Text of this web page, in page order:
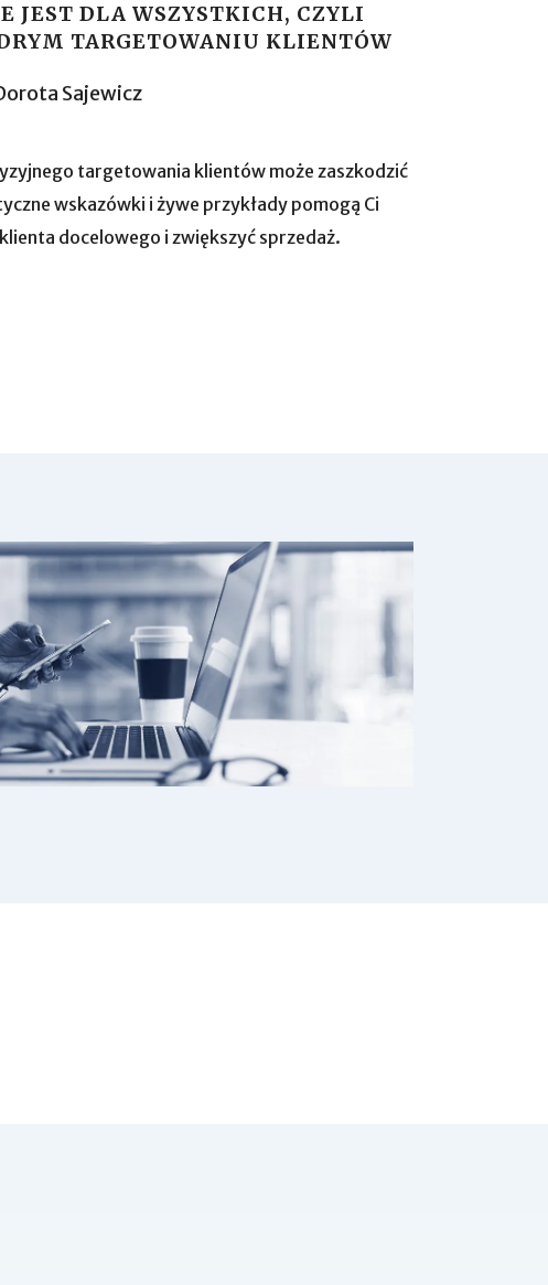
JEST DLA WSZYSTKICH, CZYLI
TARGETOWANIU KLIENTÓW
Sajewicz
targetowania klientów może zaszkodzić
wskazówki i żywe przykłady pomogą Ci
docelowego i zwiększyć sprzedaż.